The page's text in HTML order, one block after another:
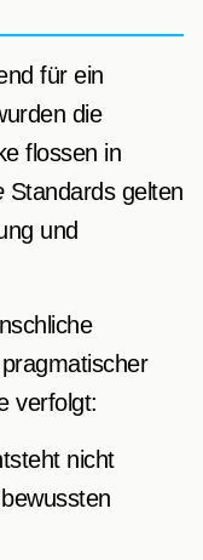
für ein
die
flossen in
Standards gelten
und
verfolgt:
nicht